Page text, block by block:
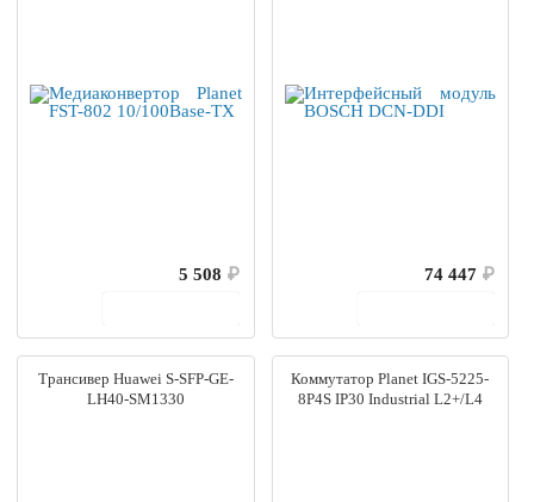
5 508 ₽
74 447 ₽
Трансивер Huawei S-SFP-GE-
LH40-SM1330
Коммутатор Planet IGS-5225-
8P4S IP30 Industrial L2+/L4